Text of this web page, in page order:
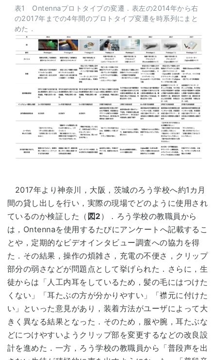
表1 Ontennaプロトタイプの変遷．表左の2014年から右
の2017年までの4年間のプロトタイプ変遷を時系列にまと
めた．
2017年より神奈川，大阪，茨城のろう学校へ約1カ月
間の貸し出しを行い，実際の現場でどのように使用され
ているのか検証した（ 図2）．ろう学校の教職員から
は，Ontennaを使用するたびにアンケートへ記載するこ
とや，定期的なビデオインタビュー調査への協力を得
た．その結果，操作の煩雑さ，充電の不便さ，クリップ
部分の弱さなどが問題点として挙げられた．さらに，生
徒からは「人工内耳をしているため，髪の毛にはつけた
くない」「耳たぶの方が分かりやすい」「襟元に付けた
い」といった意見があり，装着方法がユーザによって大
きく異なる結果となった．そのため，服や腕，耳たぶな
どにつけやすいようクリップ部を変更するなどの改良設
計を進めた．一方，ろう学校の教職員から「普段声を出